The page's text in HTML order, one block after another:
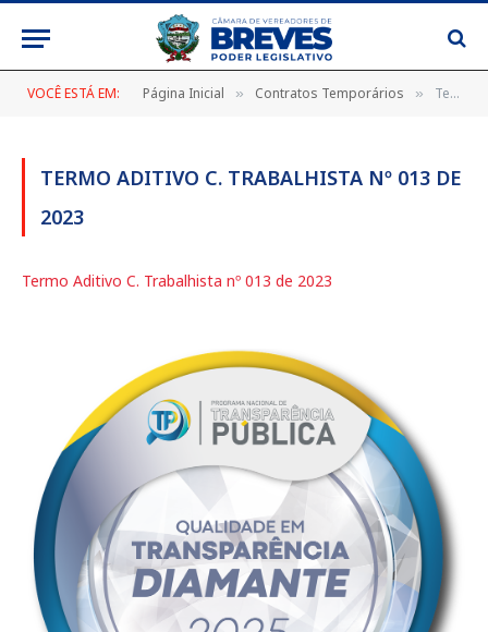
VOCÊ ESTÁ EM: Página Inicial » Contratos Temporários » Termo Aditivo C. Trabalhista nº 013 de 2023
TERMO ADITIVO C. TRABALHISTA Nº 013 DE
2023
Termo Aditivo C. Trabalhista nº 013 de 2023